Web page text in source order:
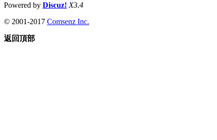
Powered by Discuz! X3.4
© 2001-2017 Comsenz Inc.
返回頂部